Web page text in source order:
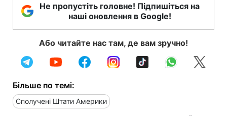
Не пропустіть головне! Підпишіться на
наші оновлення в Google!
Або читайте нас там, де вам зручно!
Більше по темі:
Сполучені Штати Америки